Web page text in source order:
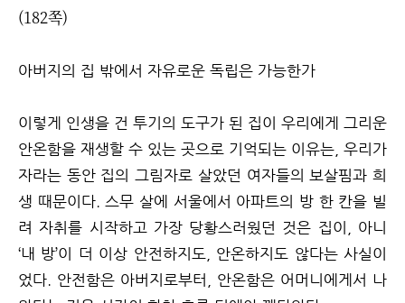
(182쪽)
아버지의 집 밖에서 자유로운 독립은 가능한가
이렇게 인생을 건 투기의 도구가 된 집이 우리에게 그리운
안온함을 재생할 수 있는 곳으로 기억되는 이유는, 우리가
자라는 동안 집의 그림자로 살았던 여자들의 보살핌과 희
생 때문이다. 스무 살에 서울에서 아파트의 방 한 칸을 빌
려 자취를 시작하고 가장 당황스러웠던 것은 집이, 아니
‘내 방’이 더 이상 안전하지도, 안온하지도 않다는 사실이
었다. 안전함은 아버지로부터, 안온함은 어머니에게서 나